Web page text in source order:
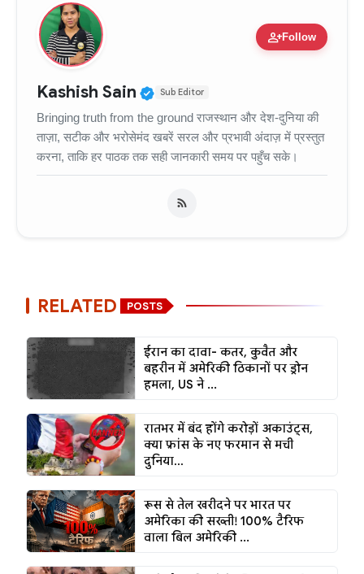
person_addFollow
Kashish Sain Verified Public Figure •
Sub Editor
Bringing truth from the ground राजस्थान और देश-दुनिया की
ताज़ा, सटीक और भरोसेमंद खबरें सरल और प्रभावी अंदाज़ में प्रस्तुत
करना, ताकि हर पाठक तक सही जानकारी समय पर पहुँच सके।
RELATED POSTS
ईरान का दावा- कतर, कुवैत और
बहरीन में अमेरिकी ठिकानों पर ड्रोन
हमला, US ने ...
रातभर में बंद होंगे करोड़ों अकाउंट्स,
क्या फ्रांस के नए फरमान से मची
दुनिया...
रूस से तेल खरीदने पर भारत पर
अमेरिका की सख्ती! 100% टैरिफ
वाला बिल अमेरिकी ...